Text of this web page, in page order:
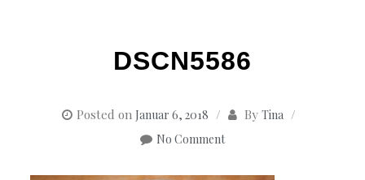
DSCN5586
Posted on Januar 6, 2018 By Tina
No Comment